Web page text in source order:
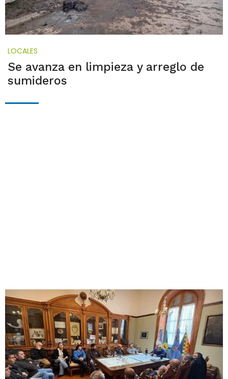
LOCALES
Se avanza en limpieza y arreglo de
sumideros